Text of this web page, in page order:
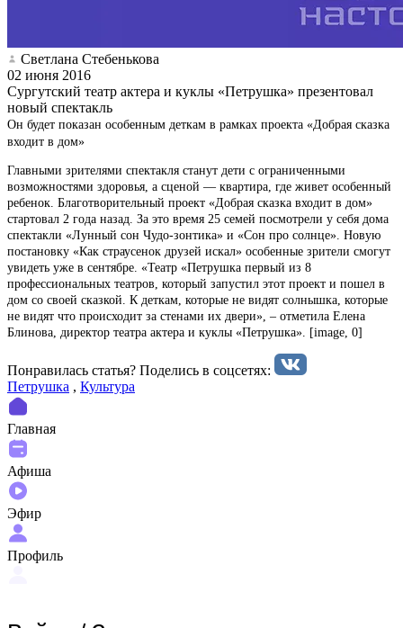
Светлана Стебенькова
02 июня 2016
Сургутский театр актера и куклы «Петрушка» презентовал
новый спектакль
Он будет показан особенным деткам в рамках проекта «Добрая сказка
входит в дом»
Главными зрителями спектакля станут дети с ограниченными
возможностями здоровья, а сценой — квартира, где живет особенный
ребенок. Благотворительный проект «Добрая сказка входит в дом»
стартовал 2 года назад. За это время 25 семей посмотрели у себя дома
спектакли «Лунный сон Чудо-зонтика» и «Сон про солнце». Новую
постановку «Как страусенок друзей искал» особенные зрители смогут
увидеть уже в сентябре. «Театр «Петрушка первый из 8
профессиональных театров, который запустил этот проект и пошел в
дом со своей сказкой. К деткам, которые не видят солнышка, которые
не видят что происходит за стенами их двери», – отметила Елена
Блинова, директор театра актера и куклы «Петрушка». [image, 0]
Понравилась статья? Поделиcь в соцсетях:
Петрушка , Культура
Главная
Афиша
Эфир
Профиль